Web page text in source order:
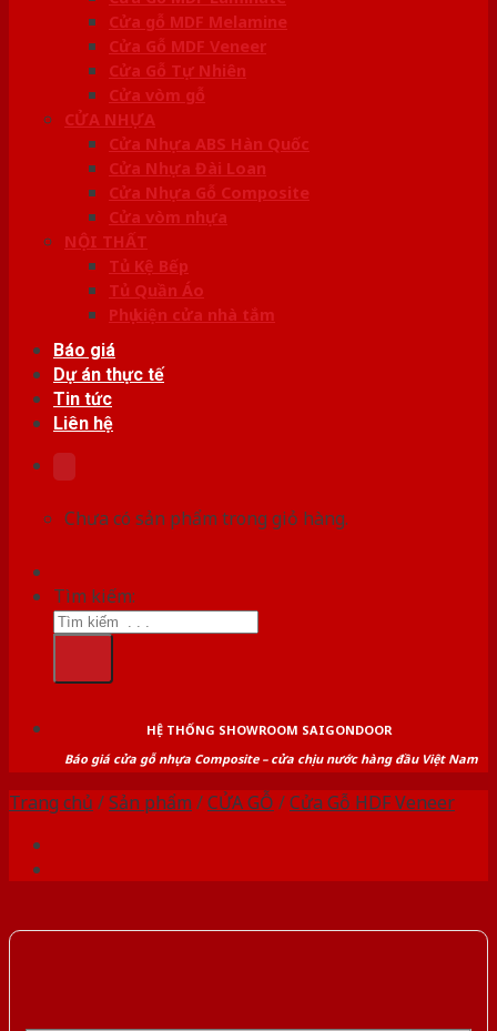
Cửa gỗ MDF Melamine
Cửa Gỗ MDF Veneer
Cửa Gỗ Tự Nhiên
Cửa vòm gỗ
CỬA NHỰA
Cửa Nhựa ABS Hàn Quốc
Cửa Nhựa Đài Loan
Cửa Nhựa Gỗ Composite
Cửa vòm nhựa
NỘI THẤT
Tủ Kệ Bếp
Tủ Quần Áo
Phụ kiện cửa nhà tắm
Báo giá
Dự án thực tế
Tin tức
Liên hệ
Chưa có sản phẩm trong giỏ hàng.
Tìm kiếm:
HỆ THỐNG SHOWROOM SAIGONDOOR
Báo giá cửa gỗ nhựa Composite – cửa chịu nước hàng đầu Việt Nam
Trang chủ /Sản phẩm /CỬA GỖ /Cửa Gỗ HDF Veneer